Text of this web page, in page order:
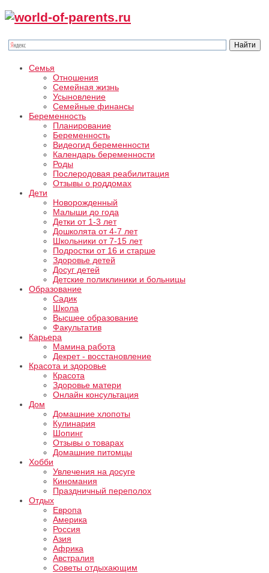
Семья
Отношения
Семейная жизнь
Усыновление
Семейные финансы
Беременность
Планирование
Беременность
Видеогид беременности
Календарь беременности
Роды
Послеродовая реабилитация
Отзывы о роддомах
Дети
Новорожденный
Малыши до года
Детки от 1-3 лет
Дошколята от 4-7 лет
Школьники от 7-15 лет
Подростки от 16 и старше
Здоровье детей
Досуг детей
Детские поликлиники и больницы
Образование
Садик
Школа
Высшее образование
Факультатив
Карьера
Мамина работа
Декрет - восстановление
Красота и здоровье
Красота
Здоровье матери
Онлайн консультация
Дом
Домашние хлопоты
Кулинария
Шопинг
Отзывы о товарах
Домашние питомцы
Хобби
Увлечения на досуге
Киномания
Праздничный переполох
Отдых
Европа
Америка
Россия
Азия
Африка
Австралия
Советы отдыхающим